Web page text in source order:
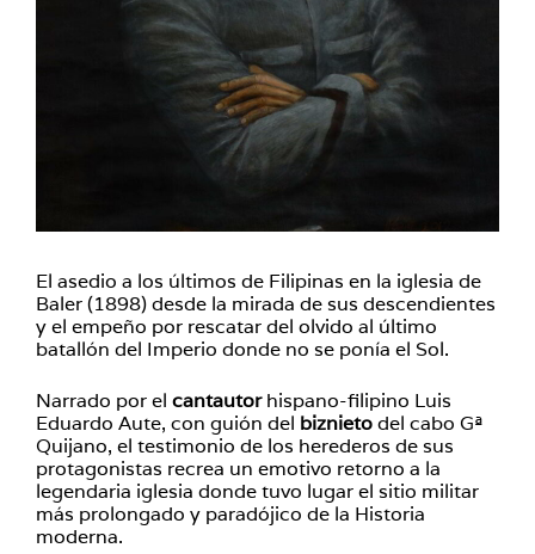
El asedio a los últimos de Filipinas en la iglesia de
Baler (1898) desde la mirada de sus descendientes
y el empeño por rescatar del olvido al último
batallón del Imperio donde no se ponía el Sol.
Narrado por el cantautorhispano-filipino Luis
Eduardo Aute, con guión del biznietodel cabo Gª
Quijano, el testimonio de los herederos de sus
protagonistas recrea un emotivo retorno a la
legendaria iglesia donde tuvo lugar el sitio militar
más prolongado y paradójico de la Historia
moderna.